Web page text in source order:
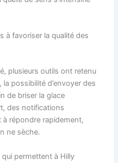
à favoriser la qualité des
plusieurs outils ont retenu
possibilité d’envoyer des
de briser la glace
des notifications
répondre rapidement,
ne sèche.
qui permettent à Hilly